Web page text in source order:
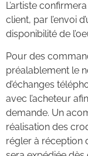
L’artiste
client, par l’envoi
disponibilité de
Pour des
préalablement le
d’échanges
avec l’acheteur
demande. Un
réalisation des
régler à réception